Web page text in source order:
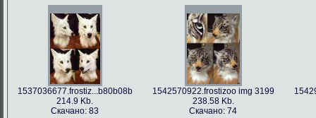
1537036677.frostiz...b80b08b
214.9 Kb.
Скачано: 83
1542570922.frostizoo img 3199
238.58 Kb.
Скачано: 74